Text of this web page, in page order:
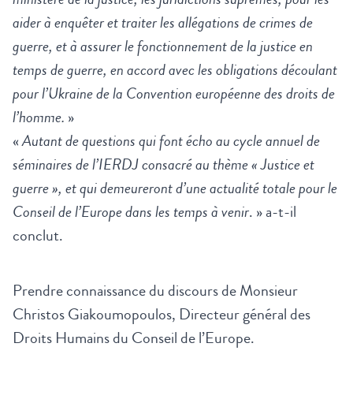
aider à enquêter et traiter les allégations de crimes de
guerre, et à assurer le fonctionnement de la justice en
temps de guerre, en accord avec les obligations découlant
pour l’Ukraine de la Convention européenne des droits de
l’homme. »
«Autant de questions qui font écho au cycle annuel de
séminaires de l’IERDJ consacré au thème « Justice et
guerre », et quidemeureront d’une actualité totale pour le
Conseil de l’Europe dans les temps à venir. » a-t-il
conclut.
Prendre connaissance du discours de Monsieur
Christos Giakoumopoulos, Directeur général des
Droits Humains du Conseil de l’Europe.